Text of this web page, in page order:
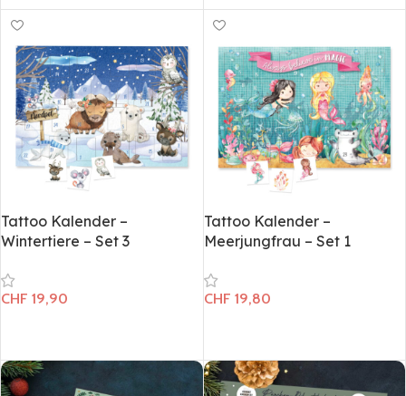
Tattoo Kalender –
Wintertiere – Set 3
CHF 19,90
Tattoo Kalender –
Meerjungfrau – Set 1
CHF 19,80